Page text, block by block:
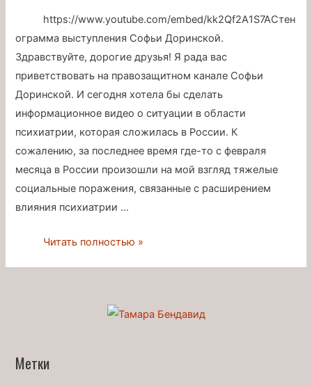
https://www.youtube.com/embed/kk2Qf2A1S7AСтен
ограмма выступления Софьи Доринской.
Здравствуйте, дорогие друзья! Я рада вас
приветствовать на правозащитном канале Софьи
Доринской. И сегодня хотела бы сделать
информационное видео о ситуации в области
психиатрии, которая сложилась в России. К
сожалению, за последнее время где-то с февраля
месяца в России произошли на мой взгляд тяжелые
социальные поражения, связанные с расширением
влияния психиатрии …
Миф
Читать полностью »
Метки